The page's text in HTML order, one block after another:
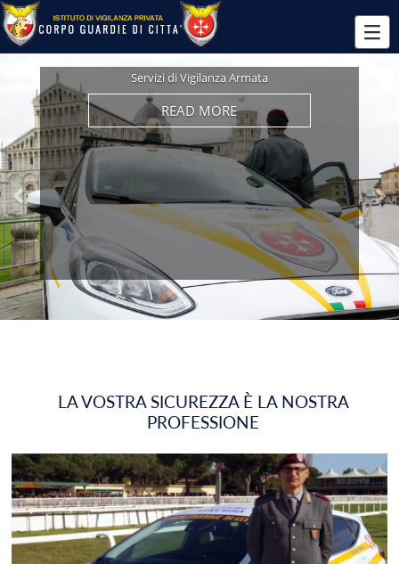
Servizi Fiduciari non Armati
READ MORE
Previous
LA VOSTRA SICUREZZA È LA NOSTRA
PROFESSIONE